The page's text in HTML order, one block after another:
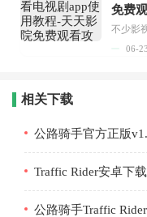
免费
06-23
相关下载
公路骑手官方正版
Traffic Rider安卓下
公路骑手Traffic